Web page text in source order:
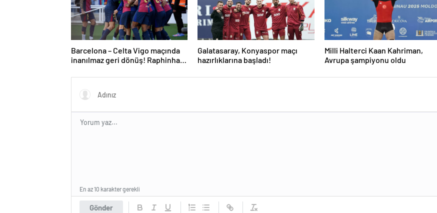
Barcelona – Celta Vigo maçında
inanılmaz geri dönüş! Raphinha
Galatasaray, Konyaspor maçı
hazırlıklarına başladı!
Milli Halterci Kaan Kahriman,
Avrupa şampiyonu oldu
Gönder
En az 10 karakter gerekli